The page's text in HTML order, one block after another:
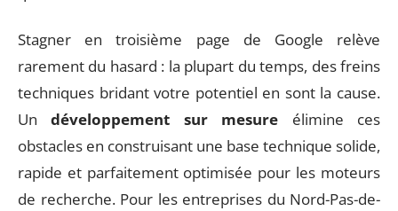
Stagner en troisième page de Google relève
rarement du hasard : la plupart du temps, des freins
techniques bridant votre potentiel en sont la cause.
Undéveloppement sur mesure élimine ces
obstacles en construisant une base technique solide,
rapide et parfaitement optimisée pour les moteurs
de recherche. Pour les entreprises du Nord-Pas-de-